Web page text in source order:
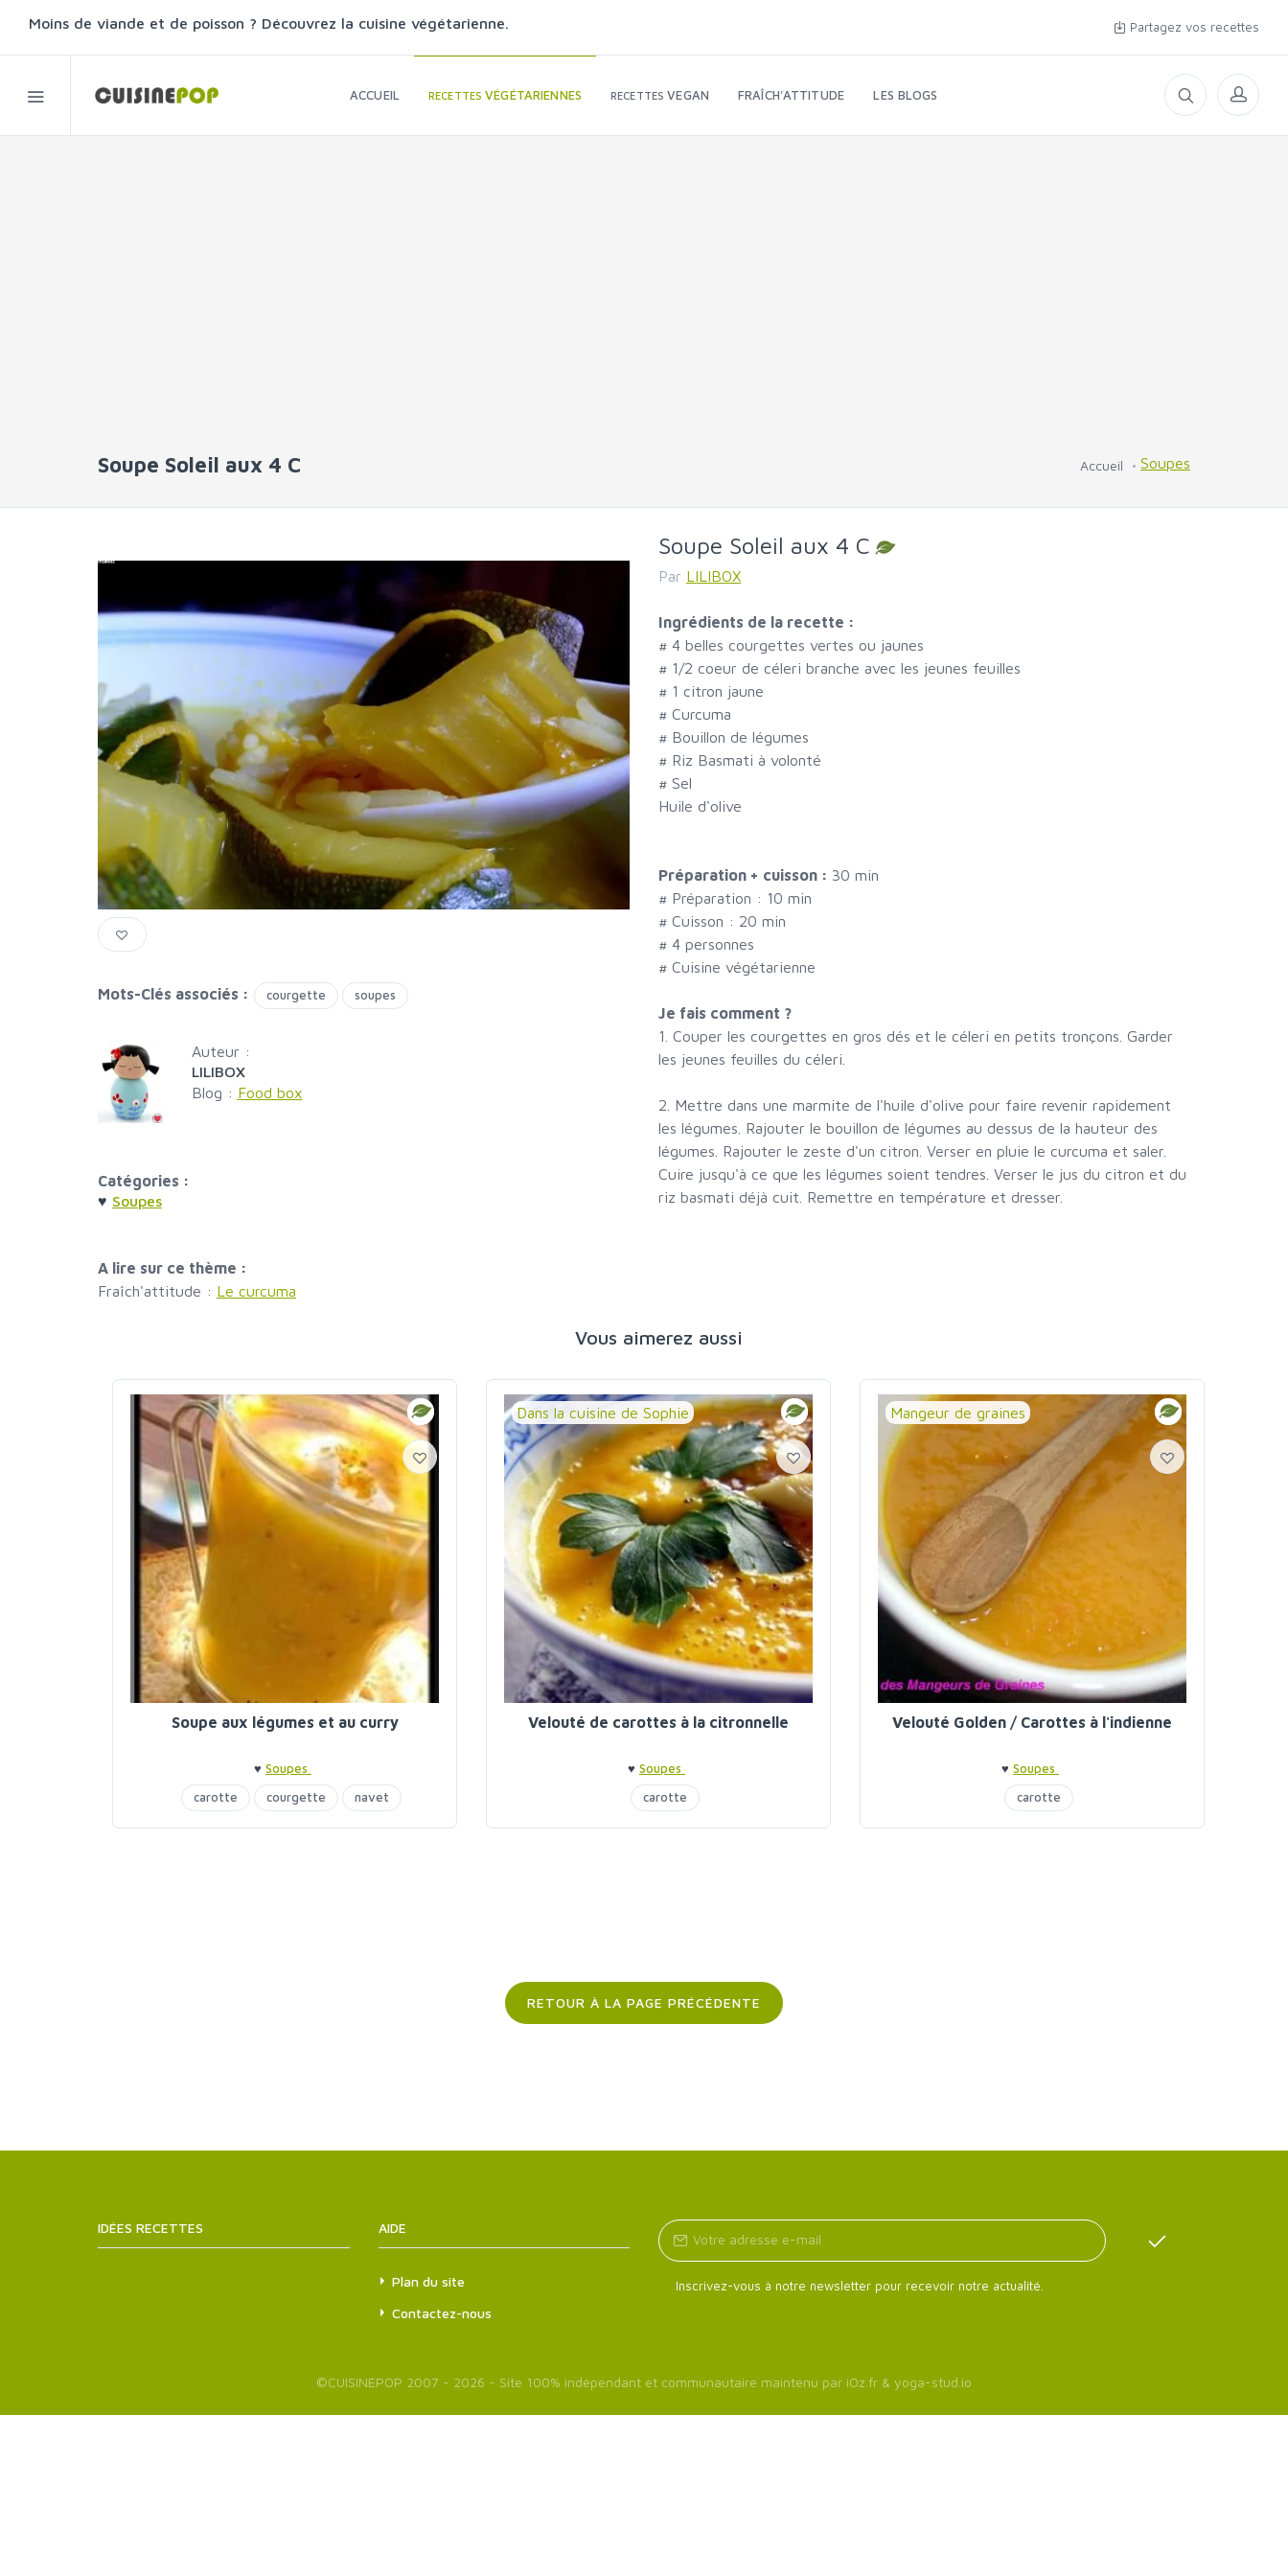
Moins de viande et de poisson ? Découvrez la cuisine végétarienne. Partagez vos recettes
ACCUEIL RECETTESVÉGÉTARIENNES RECETTESVEGAN FRAÎCH'ATTITUDE LES BLOGS
Soupe Soleil aux 4 C Accueil Soupes
Mots-Clés associés : courgette soupes
Auteur :
LILIBOX
Blog : Food box
Catégories :
♥ Soupes
A lire sur ce thème :
Fraîch'attitude : Le curcuma
Soupe Soleil aux 4 C
Par LILIBOX
Ingrédients de la recette :
# 4 belles courgettes vertes ou jaunes
# 1/2 coeur de céleri branche avec les jeunes feuilles
# 1 citron jaune
# Curcuma
# Bouillon de légumes
# Riz Basmati à volonté
# Sel
Huile d'olive
Préparation + cuisson : 30 min
# Préparation : 10 min
# Cuisson : 20 min
# 4 personnes
# Cuisine végétarienne
Je fais comment ?
1. Couper les courgettes en gros dés et le céleri en petits tronçons. Garder
les jeunes feuilles du céleri.
2. Mettre dans une marmite de l'huile d'olive pour faire revenir rapidement
les légumes. Rajouter le bouillon de légumes au dessus de la hauteur des
légumes. Rajouter le zeste d'un citron. Verser en pluie le curcuma et saler.
Cuire jusqu'à ce que les légumes soient tendres. Verser le jus du citron et du
riz basmati déjà cuit. Remettre en température et dresser.
Vous aimerez aussi
Soupe aux légumes et au curry
♥ Soupes
carotte
courgette navet
soupes
Dans la cuisine de Sophie
Velouté de carottes à la citronnelle
♥ Soupes
carotte
Mangeur de graines
Velouté Golden / Carottes à l'indienne
♥ Soupes
carotte
RETOUR À LA PAGE PRÉCÉDENTE
IDÉES RECETTES AIDE
Plan du site
Contactez-nous
Inscrivez-vous à notre newsletter pour recevoir notre actualité.
©CUISINEPOP 2007 - 2026 - Site 100% indépendant et communautaire maintenu par iOz.fr & yoga-stud.io